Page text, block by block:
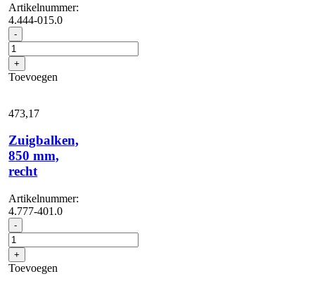
Artikelnummer:
4.444-015.0
- Zuigslang
toebehoren
aantal
+
Toevoegen
473,17
Zuigbalken,
850 mm,
recht
Artikelnummer:
4.777-401.0
- Zuigbalken,
850
mm,
recht
aantal
+
Toevoegen